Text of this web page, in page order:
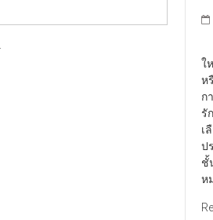
ใ
ห
ก
รั
เ
ป
ชั้
ห